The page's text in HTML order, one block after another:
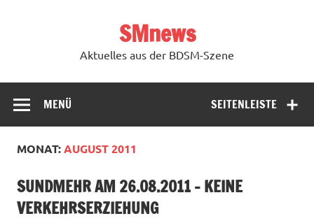
SMnews
Aktuelles aus der BDSM-Szene
SEITENLEISTE
MENÜ
MONAT:AUGUST 2011
SUNDMEHR AM 26.08.2011 – KEINE
VERKEHRSERZIEHUNG